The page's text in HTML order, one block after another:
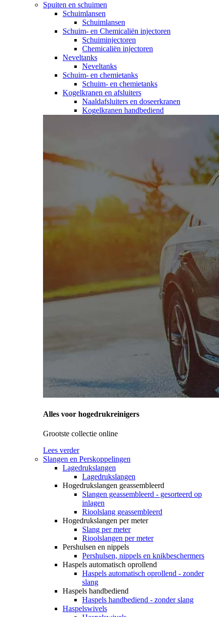
Spuiten en schuimen
Schuimlansen
Schuimlansen
Schuim- en Chemicaliën injectoren
Schuiminjectoren
Chemicaliën injectoren
Neveltanks
Neveltanks
Schuim- en chemietanks
Schuim- en chemietanks
Kogelkranen en afsluiters
Naaldafsluiters en doseerkranen
Kogelkranen handbediend
Alles voor hogedrukreinigers
Grootste collectie online
Lees verder
Slangen en Perskoppelingen
Lagedrukslangen
Lagedrukslangen
Hogedrukslangen geassembleerd
Slangen geassembleerd - gesorteerd op
inlagen
Rioolslang geassembleerd
Hogedrukslangen per meter
Slang per meter
Rioolslangen per meter
Pershulsen en nippels
Pershulsen, nippels en knikbeschermers
Haspels automatisch oprollend
Haspels automatisch oprollend - zonder
slang
Haspels handbediend
Haspels handbediend - zonder slang
Haspelswivels